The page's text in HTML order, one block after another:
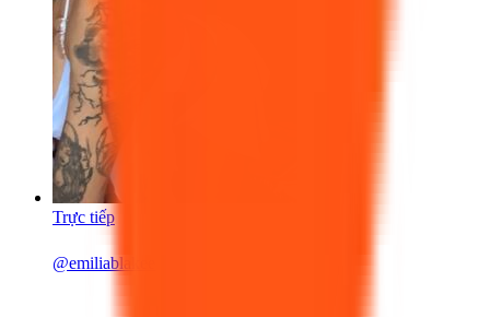
Trực tiếp
@emiliablakee